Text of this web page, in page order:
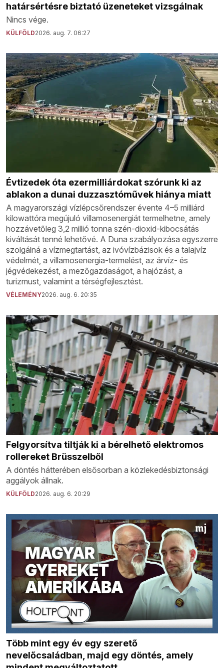
határsértésre biztató üzeneteket vizsgálnak
Nincs vége.
KÜLFÖLD2026. aug. 7. 06:27
Évtizedek óta ezermilliárdokat szórunk ki az
ablakon a dunai duzzasztóművek hiánya miatt
A magyarországi vízlépcsőrendszer évente 4–5 milliárd
kilowattóra megújuló villamosenergiát termelhetne, amely
hozzávetőleg 3,2 millió tonna szén-dioxid-kibocsátás
kiváltását tenné lehetővé. A Duna szabályozása egyszerre
szolgálná a vízmegtartást, az ivóvízbázisok és a talajvíz
védelmét, a villamosenergia-termelést, az árvíz- és
jégvédekezést, a mezőgazdaságot, a hajózást, a
turizmust, valamint a térségfejlesztést.
VÉLEMÉNY2026. aug. 6. 20:35
Felgyorsítva tiltják ki a bérelhető elektromos
rollereket Brüsszelből
A döntés hátterében elsősorban a közlekedésbiztonsági
aggályok állnak.
KÜLFÖLD2026. aug. 6. 20:29
Több mint egy év egy szerető
nevelőcsaládban, majd egy döntés, amely